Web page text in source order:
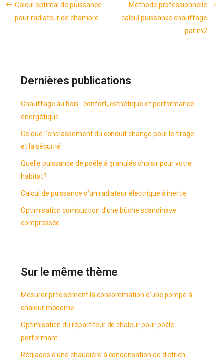
Calcul optimal de puissance
pour radiateur de chambre
Méthode professionnelle
calcul puissance chauffage
par m2
Dernières publications
Chauffage au bois : confort, esthétique et performance
énergétique
Ce que l’encrassement du conduit change pour le tirage
et la sécurité
Quelle puissance de poêle à granulés choisir pour votre
habitat?
Calcul de puissance d’un radiateur électrique à inertie
Optimisation combustion d’une bûche scandinave
compressée
Sur le même thème
Mesurer précisément la consommation d’une pompe à
chaleur moderne
Optimisation du répartiteur de chaleur pour poêle
performant
Réglages d’une chaudière à condensation de dietrich